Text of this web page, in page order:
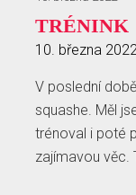
TRÉNINK
10. března
V poslední
squashe. Měl
trénoval i poté
zajímavou věc.